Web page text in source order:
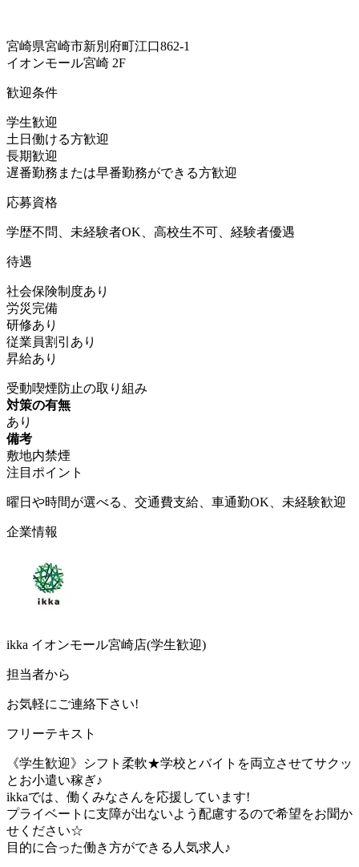
宮崎県宮崎市新別府町江口862-1
イオンモール宮崎 2F
歓迎条件
学生歓迎
土日働ける方歓迎
長期歓迎
遅番勤務または早番勤務ができる方歓迎
応募資格
学歴不問、未経験者OK、高校生不可、経験者優遇
待遇
社会保険制度あり
労災完備
研修あり
従業員割引あり
昇給あり
受動喫煙防止の取り組み
対策の有無
あり
備考
敷地内禁煙
注目ポイント
曜日や時間が選べる、交通費支給、車通勤OK、未経験歓迎
企業情報
ikka イオンモール宮崎店(学生歓迎)
担当者から
お気軽にご連絡下さい!
フリーテキスト
《学生歓迎》シフト柔軟★学校とバイトを両立させてサクッ
とお小遣い稼ぎ♪
ikkaでは、働くみなさんを応援しています!
プライベートに支障が出ないよう配慮するので希望をお聞か
せください☆
目的に合った働き方ができる人気求人♪